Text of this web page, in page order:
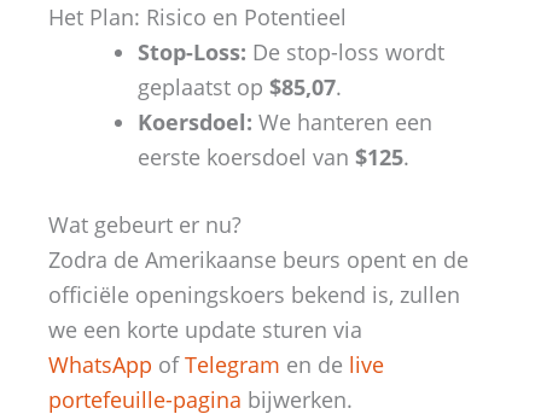
Het Plan: Risico en Potentieel
Stop-Loss: De stop-loss wordt
geplaatst op $85,07.
Koersdoel: We hanteren een
eerste koersdoel van $125.
Wat gebeurt er nu?
Zodra de Amerikaanse beurs opent en de
officiële openingskoers bekend is, zullen
we een korte update sturen via
WhatsApp ofTelegram en de live
portefeuille-pagina bijwerken.